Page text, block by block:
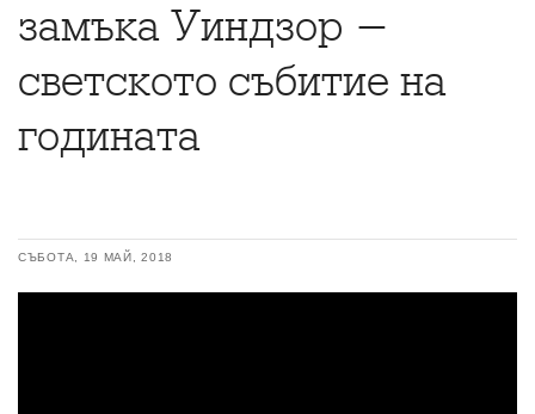
замъка Уиндзор -
светското събитие на
годината
СЪБОТА, 19 МАЙ, 2018